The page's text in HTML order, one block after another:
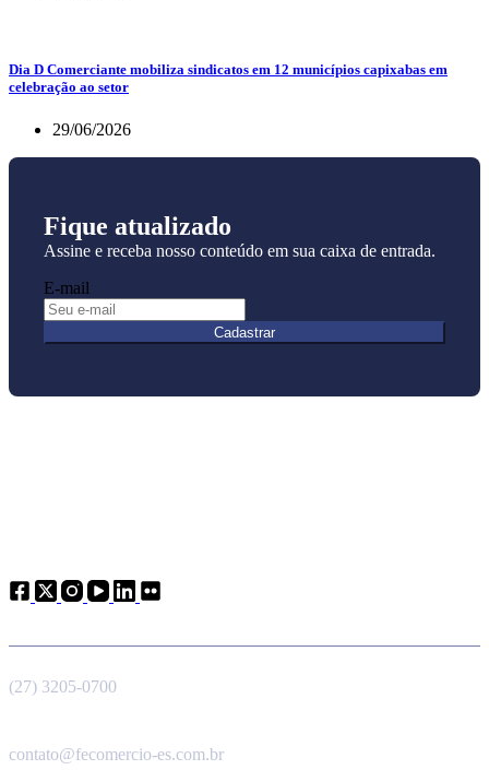
Dia D Comerciante mobiliza sindicatos em 12 municípios capixabas em
celebração ao setor
29/06/2026
Fique atualizado
Assine e receba nosso conteúdo em sua caixa de entrada.
E-mail
Cadastrar
(27) 3205-0700
contato@fecomercio-es.com.br